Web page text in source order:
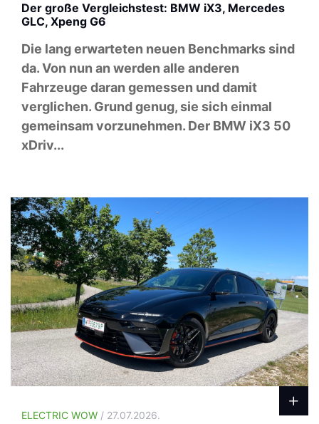
Der große Vergleichstest: BMW iX3, Mercedes
GLC, Xpeng G6
Die lang erwarteten neuen Benchmarks sind
da. Von nun an werden alle anderen
Fahrzeuge daran gemessen und damit
verglichen. Grund genug, sie sich einmal
gemeinsam vorzunehmen. Der BMW iX3 50
xDriv...
ELECTRIC WOW / 27.07.2026.